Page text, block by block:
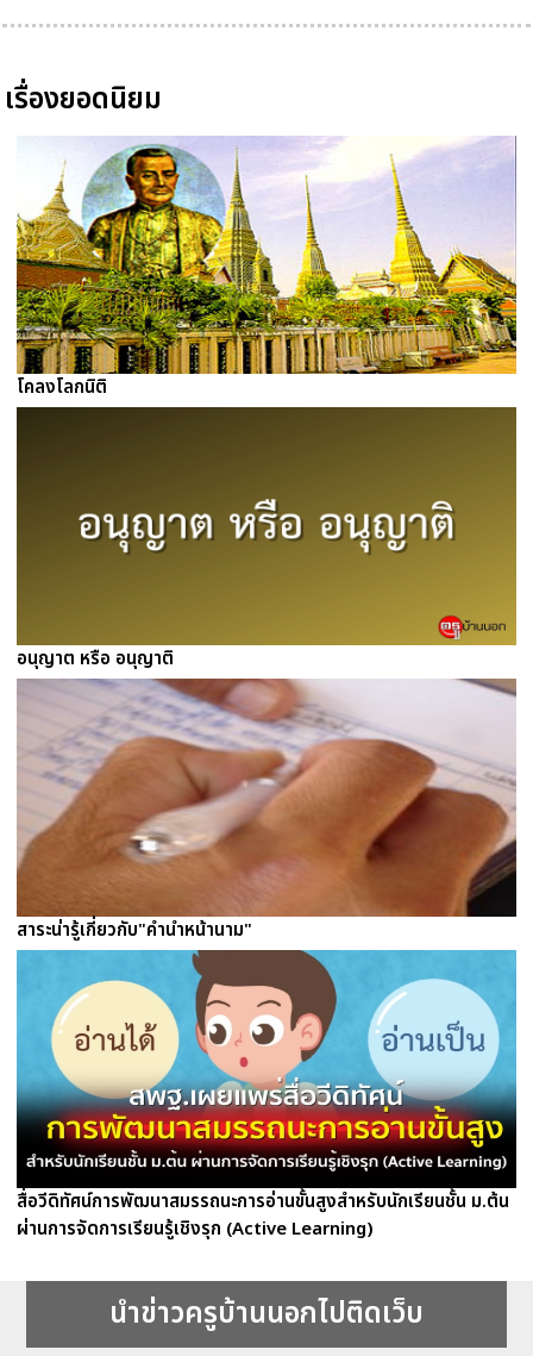
เรื่องยอดนิยม
โคลงโลกนิติ
อนุญาต หรือ อนุญาติ
สาระน่ารู้เกี่ยวกับ"คำนำหน้านาม"
สื่อวีดิทัศน์การพัฒนาสมรรถนะการอ่านขั้นสูงสำหรับนักเรียนชั้น ม.ต้น
ผ่านการจัดการเรียนรู้เชิงรุก (Active Learning)
นำข่าวครูบ้านนอกไปติดเว็บ